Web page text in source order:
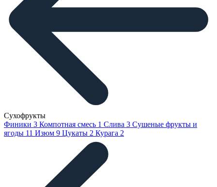
Сухофрукты
Финики 3 Компотная смесь 1 Слива 3 Сушеные фрукты и
ягоды 11 Изюм 9 Цукаты 2 Курага 2